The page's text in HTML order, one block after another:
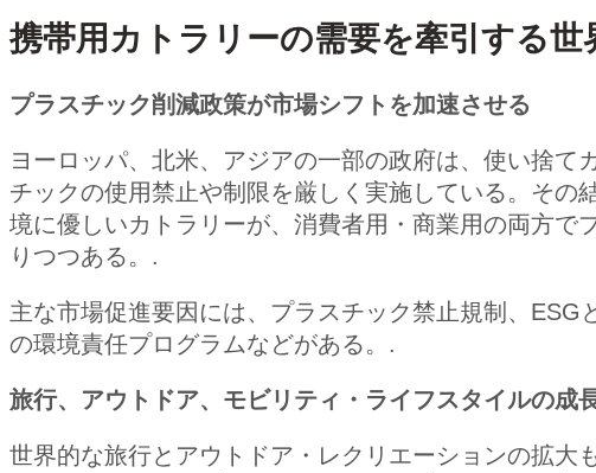
携帯用カトラリーの需要を牽引する世
プラスチック削減政策が市場シフトを加速させる
ヨーロッパ、北米、アジアの一部の政府は、使い捨て
チックの使用禁止や制限を厳しく実施している。その
境に優しいカトラリーが、消費者用・商業用の両方で
りつつある。.
主な市場促進要因には、プラスチック禁止規制、ESG
の環境責任プログラムなどがある。.
旅行、アウトドア、モビリティ・ライフスタイルの成
世界的な旅行とアウトドア・レクリエーションの拡大